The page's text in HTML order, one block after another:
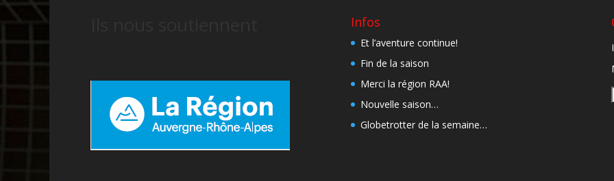
Infos
Et l’aventure continue!
Fin de la saison
Merci la région RAA!
Nouvelle saison…
Globetrotter de la semaine…